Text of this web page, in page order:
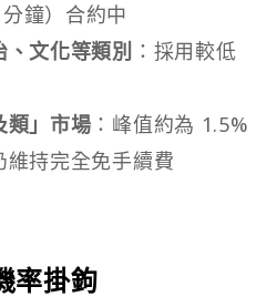
鐘）合約中
文化等類別 ：採用較低
類」市場 ：峰值約為 1.5%
維持完全免手續費
率掛鉤